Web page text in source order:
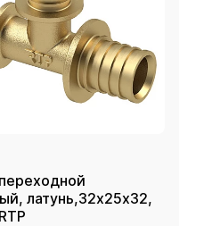
латунь,32х25х32,